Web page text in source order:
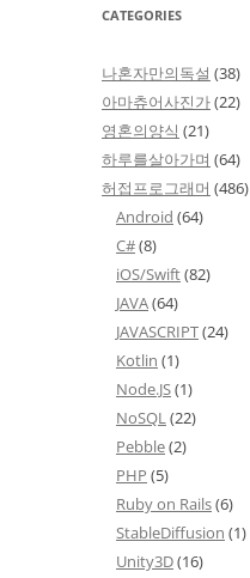
CATEGORIES
나혼자만의독설 (38)
아마츄어사진가(22)
영혼의양식 (21)
하루를살아가며 (64)
허접프로그래머 (486)
Android (64)
C#(8)
iOS/Swift(82)
JAVA(64)
JAVASCRIPT(24)
Kotlin (1)
Node.JS(1)
NoSQL(22)
Pebble(2)
PHP (5)
Ruby on Rails(6)
StableDiffusion (1)
Unity3D(16)